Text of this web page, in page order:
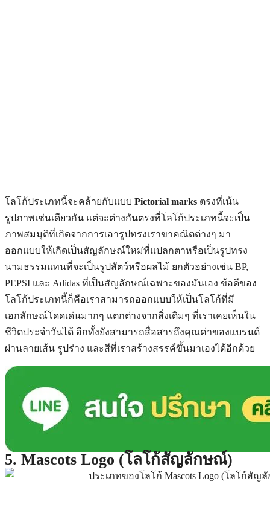
โลโก้ประเภทนี้จะคล้ายกับแบบ Pictorial marks ตรงที่เน้น
รูปภาพเช่นเดียวกัน แต่จะต่างกันตรงที่โลโก้ประเภทนี้จะเป็น
ภาพสมมุติที่เกิดจากการเอารูปทรงเราขาคณิตต่างๆ มา
ออกแบบให้เกิดเป็นสัญลักษณ์ใหม่ที่แปลกตาหรือเป็นรูปทรง
นามธรรมแทนที่จะเป็นรูปสัตว์หรือผลไม้ ยกตัวอย่างเช่น BP,
PEPSI และ Adidas ที่เป็นสัญลักษณ์เฉพาะของมันเอง ข้อดีของ
โลโก้ประเภทนี้ก็คือเราสามารถออกแบบให้เป็นโลโก้ที่มี
เอกลักษณ์โดดเด่นมากๆ แตกต่างจากสิ่งเดิมๆ ที่เราเคยเห็นใน
ชีวิตประจำวันได้ อีกทั้งยังสามารถสื่อสารถึงคุณค่าของแบรนด์
ผ่านลายเส้น รูปร่าง และสีที่เราสร้างสรรค์ขึ้นมาเองได้อีกด้วย
5. Mascots Logo (โลโก้สัญลักษณ์)